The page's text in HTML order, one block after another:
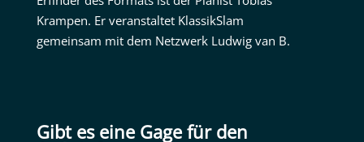
Krampen. Er veranstaltet KlassikSlam
gemeinsam mit dem Netzwerk Ludwig van B.
Gibt es eine Gage für den